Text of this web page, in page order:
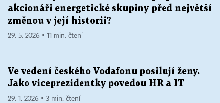
akcionáři energetické skupiny před největší
změnou v její historii?
29. 5. 2026 ▪ 11 min. čtení
Ve vedení českého Vodafonu posilují ženy.
Jako viceprezidentky povedou HR a IT
29. 1. 2026 ▪ 3 min. čtení